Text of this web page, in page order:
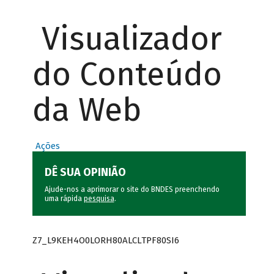
Visualizador
do Conteúdo
da Web
Ações
DÊ SUA OPINIÃO
Ajude-nos a aprimorar o site do BNDES preenchendo
uma rápida pesquisa.
Z7_L9KEH4O0LORH80ALCLTPF80SI6